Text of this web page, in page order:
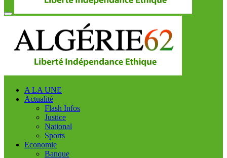
A LA UNE
Actualité
Flash Infos
Justice
National
Sports
Economie
Banque